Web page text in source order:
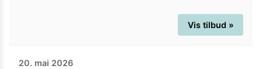
Vis tilbud »
20. mai 2026